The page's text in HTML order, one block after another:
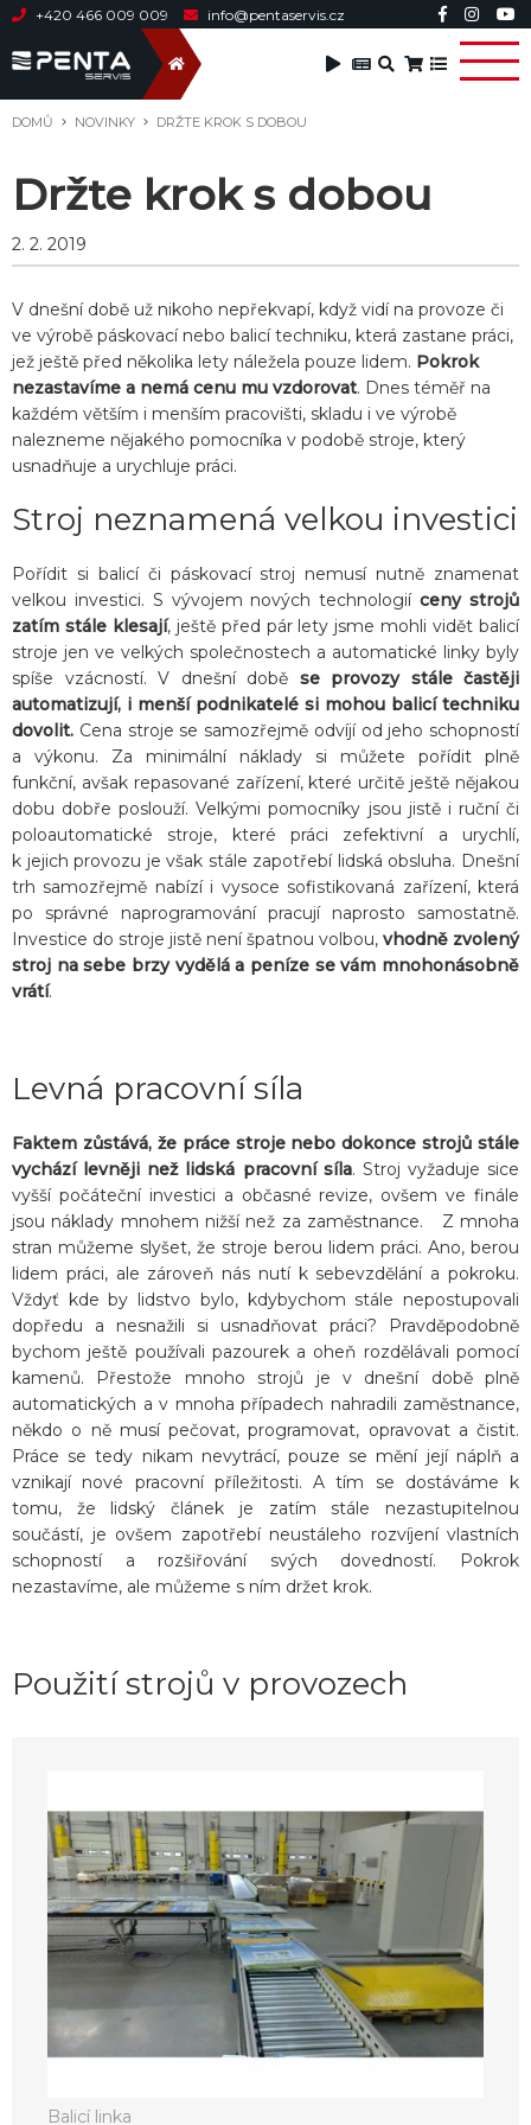
+420 466 009 009 info@pentaservis.cz
DOMŮ NOVINKY DRŽTE KROK S DOBOU
Držte krok s dobou
2. 2. 2019
V dnešní době už nikoho nepřekvapí, když vidí na provoze či
ve výrobě páskovací nebo balicí techniku, která zastane práci,
jež ještě před několika lety náležela pouze lidem. Pokrok
nezastavíme a nemá cenu mu vzdorovat. Dnes téměř na
každém větším i menším pracovišti, skladu i ve výrobě
nalezneme nějakého pomocníka v podobě stroje, který
usnadňuje a urychluje práci.
Stroj neznamená velkou investici
Pořídit si balicí či páskovací stroj nemusí nutně znamenat
velkou investici. S vývojem nových technologiíceny strojů
zatím stále klesají, ještě před pár lety jsme mohli vidět balicí
stroje jen ve velkých společnostech a automatické linky byly
spíše vzácností. V dnešní době se provozy stále častěji
automatizují, i menší podnikatelé si mohou balicí techniku
dovolit. Cena stroje se samozřejmě odvíjí od jeho schopností
a výkonu. Za minimální náklady si můžete pořídit plně
funkční, avšak repasované zařízení, které určitě ještě nějakou
dobu dobře poslouží. Velkými pomocníky jsou jistě i ruční či
poloautomatické stroje, které práci zefektivní a urychlí,
k jejich provozu je však stále zapotřebí lidská obsluha. Dnešní
trh samozřejmě nabízí i vysoce sofistikovaná zařízení, která
po správné naprogramování pracují naprosto samostatně.
Investice do stroje jistě není špatnou volbou, vhodně zvolený
stroj na sebe brzy vydělá a peníze se vám mnohonásobně
vrátí.
Levná pracovní síla
Faktem zůstává, že práce stroje nebo dokonce strojů stále
vychází levněji než lidská pracovní síla. Stroj vyžaduje sice
vyšší počáteční investici a občasné revize, ovšem ve finále
jsou náklady mnohem nižší než za zaměstnance. Z mnoha
stran můžeme slyšet, že stroje berou lidem práci. Ano, berou
lidem práci, ale zároveň nás nutí k sebevzdělání a pokroku.
Vždyť kde by lidstvo bylo, kdybychom stále nepostupovali
dopředu a nesnažili si usnadňovat práci? Pravděpodobně
bychom ještě používali pazourek a oheň rozdělávali pomocí
kamenů. Přestože mnoho strojů je v dnešní době plně
automatických a v mnoha případech nahradili zaměstnance,
někdo o ně musí pečovat, programovat, opravovat a čistit.
Práce se tedy nikam nevytrácí, pouze se mění její náplň a
vznikají nové pracovní příležitosti. A tím se dostáváme k
tomu, že lidský článek je zatím stále nezastupitelnou
součástí, je ovšem zapotřebí neustáleho rozvíjení vlastních
schopností a rozšiřování svých dovedností. Pokrok
nezastavíme, ale můžeme s ním držet krok.
Použití strojů v provozech
Balicí linka